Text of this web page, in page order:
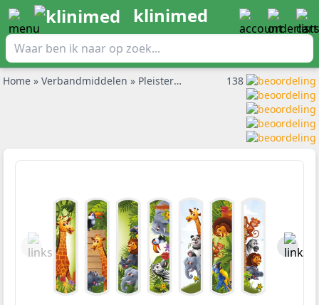
klinimed
Home » Verbandmiddelen » Pleisters Kliniplast kinderpleisters
138